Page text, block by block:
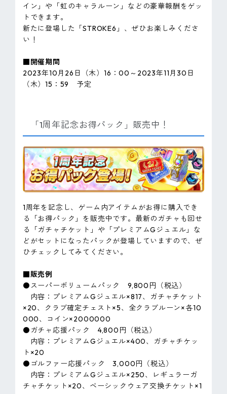
イン」や「虹のキャラルーン」などの豪華報酬をゲッ
トできます。
新たに登場した「STROKE6」、ぜひお楽しみくださ
い！
■開催期間
2023年10月26日（木）16：00～2023年11月30日
（木）15：59 予定
「1周年記念お得パック」販売中！
1周年を記念し、ゲーム内アイテムがお得に購入でき
る「お得パック」を販売中です。最新のガチャも回せ
る「ガチャチケット」や「プレミアムGジュエル」な
どがセットになったパックが登場していますので、ぜ
ひチェックしてみてください。
■販売例
⚫スーパーボリュームパック 9,800円（税込）
内容：プレミアムGジュエル×817、ガチャチケット
×20、クラブ確定チェスト×5、全クラブルーン×各10
000、コイン×2000000
⚫ガチャ応援パック 4,800円（税込）
内容：プレミアムGジュエル×400、ガチャチケッ
ト×20
⚫ゴルファー応援パック 3,000円（税込）
内容：プレミアムGジュエル×250、レギュラーガ
チャチケット×20、ベーシックウェア交換チケット×1